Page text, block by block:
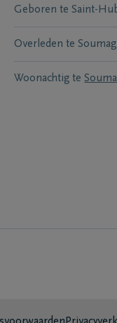
Geboren te Saint-
Overleden te
Woonachtig te